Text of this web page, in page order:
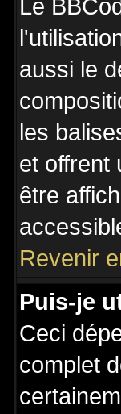
Le
aussi le
les
et offrent
être
Revenir
Puis-je
Ceci
complet